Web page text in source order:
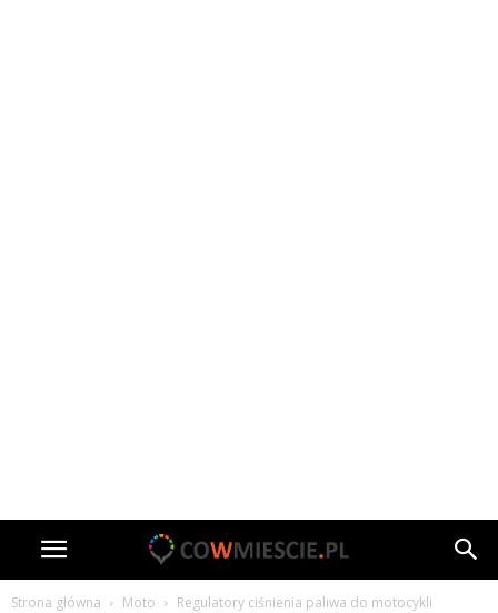
Strona główna Moto Regulatory ciśnienia paliwa do motocykli